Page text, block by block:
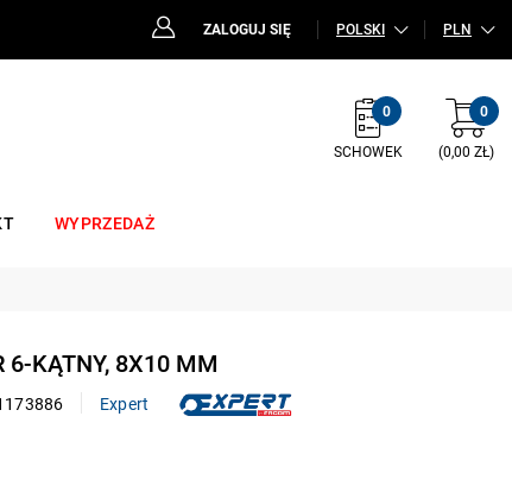
ZALOGUJ SIĘ POLSKI PLN
0
SCHOWEK
0
(0,00 ZŁ)
WYPRZEDAŻ
6-KĄTNY, 8X10 MM
Expert